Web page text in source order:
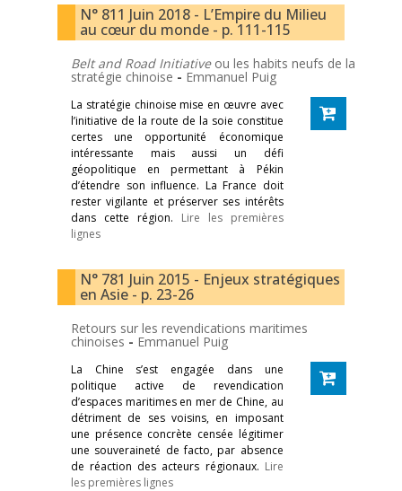
N° 811 Juin 2018 - L’Empire du Milieu
au cœur du monde - p. 111-115
Belt and Road Initiativeou les habits neufs de la
stratégie chinoise - Emmanuel Puig
La stratégie chinoise mise en œuvre avec
l’initiative de la route de la soie constitue
certes une opportunité économique
intéressante mais aussi un défi
géopolitique en permettant à Pékin
d’étendre son influence. La France doit
rester vigilante et préserver ses intérêts
dans cette région. Lire les premières
lignes
N° 781 Juin 2015 - Enjeux stratégiques
en Asie - p. 23-26
Retours sur les revendications maritimes
chinoises - Emmanuel Puig
La Chine s’est engagée dans une
politique active de revendication
d’espaces maritimes en mer de Chine, au
détriment de ses voisins, en imposant
une présence concrète censée légitimer
une souveraineté de facto, par absence
de réaction des acteurs régionaux. Lire
les premières lignes